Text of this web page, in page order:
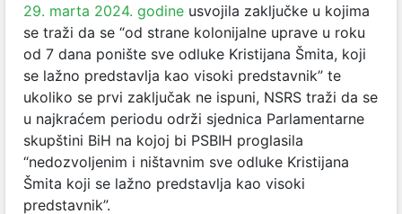
29. marta 2024. godine usvojila zaključke u kojima
se traži da se “od strane kolonijalne uprave u roku
od 7 dana ponište sve odluke Kristijana Šmita, koji
se lažno predstavlja kao visoki predstavnik” te
ukoliko se prvi zaključak ne ispuni, NSRS traži da se
u najkraćem periodu održi sjednica Parlamentarne
skupštini BiH na kojoj bi PSBIH proglasila
“nedozvoljenim i ništavnim sve odluke Kristijana
Šmita koji se lažno predstavlja kao visoki
predstavnik”.